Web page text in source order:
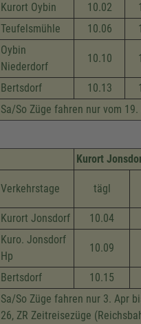
Kurort Oybin
10.02
Teufelsmühle
10.06
Oybin
Niederdorf
10.10
Bertsdorf 10.13
Sa/So Züge fahren nur vom
Kurort
Verkehrstage tägl
Kurort Jonsdorf 10.04
Kuro. Jonsdorf
Hp
10.09
Bertsdorf 10.15
Sa/So Züge fahren nur 3. Apr
26, ZR Zeitreisezüge